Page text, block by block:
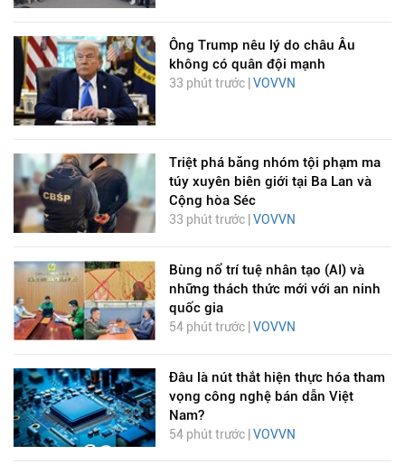
Ông Trump nêu lý do châu Âu
không có quân đội mạnh
33 phút trước | VOVVN
Triệt phá băng nhóm tội phạm ma
túy xuyên biên giới tại Ba Lan và
Cộng hòa Séc
33 phút trước | VOVVN
Bùng nổ trí tuệ nhân tạo (AI) và
những thách thức mới với an ninh
quốc gia
54 phút trước | VOVVN
Đâu là nút thắt hiện thực hóa tham
vọng công nghệ bán dẫn Việt
Nam?
54 phút trước | VOVVN